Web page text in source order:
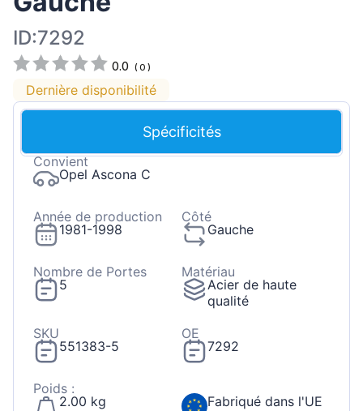
ID:7292
0.0 (0 )
Dernière disponibilité
Spécificités
Convient
Opel Ascona C
Année de production
1981-1998
Côté
Gauche
Nombre de Portes
5
Matériau
Acier de haute
qualité
SKU
551383-5
OE
7292
Poids :
2.00 kg
Fabriqué dans l'UE